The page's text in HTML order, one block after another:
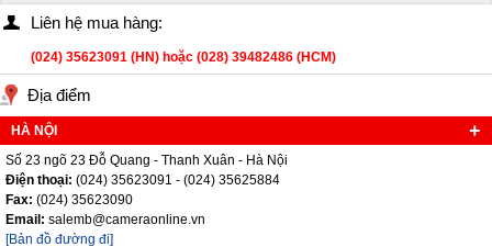
Liên hệ mua hàng:
(024) 35623091 (HN) hoặc (028) 39482486 (HCM)
Địa điểm
HÀ NỘI
Số 23 ngõ 23 Đỗ Quang - Thanh Xuân - Hà Nội
Điện thoại: (024) 35623091 - (024) 35625884
Fax: (024) 35623090
Email: salemb@cameraonline.vn
[Bản đồ đường đi]